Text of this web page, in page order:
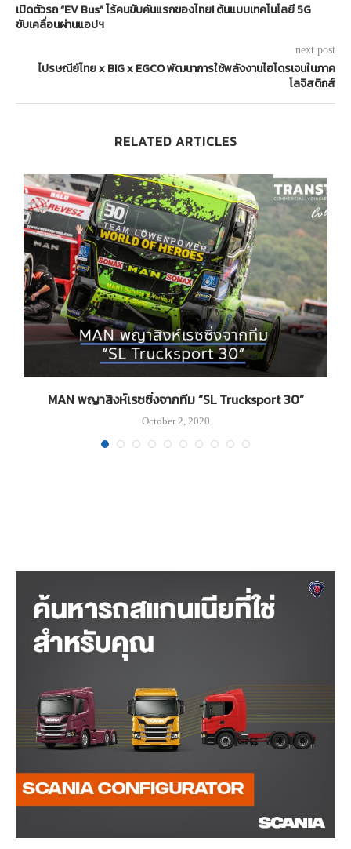
เปิดตัวรถ “EV Bus” ไร้คนขับคันแรกของไทย! ต้นแบบเทคโนโลยี 5G
ขับเคลื่อนผ่านแอปฯ
next post
ไปรษณีย์ไทย x BIG x EGCO พัฒนาการใช้พลังงานไฮโดรเจนในภาค
โลจิสติกส์
RELATED ARTICLES
MAN พญาสิงห์เรซซิ่งจากทีม “SL Trucksport 30”
October 2, 2020